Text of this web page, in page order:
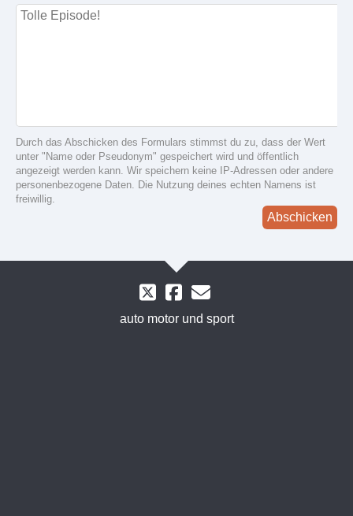
Durch das Abschicken des Formulars stimmst du zu, dass der Wert
unter "Name oder Pseudonym" gespeichert wird und öffentlich
angezeigt werden kann. Wir speichern keine IP-Adressen oder andere
personenbezogene Daten. Die Nutzung deines echten Namens ist
freiwillig.
Abschicken
auto motor und sport